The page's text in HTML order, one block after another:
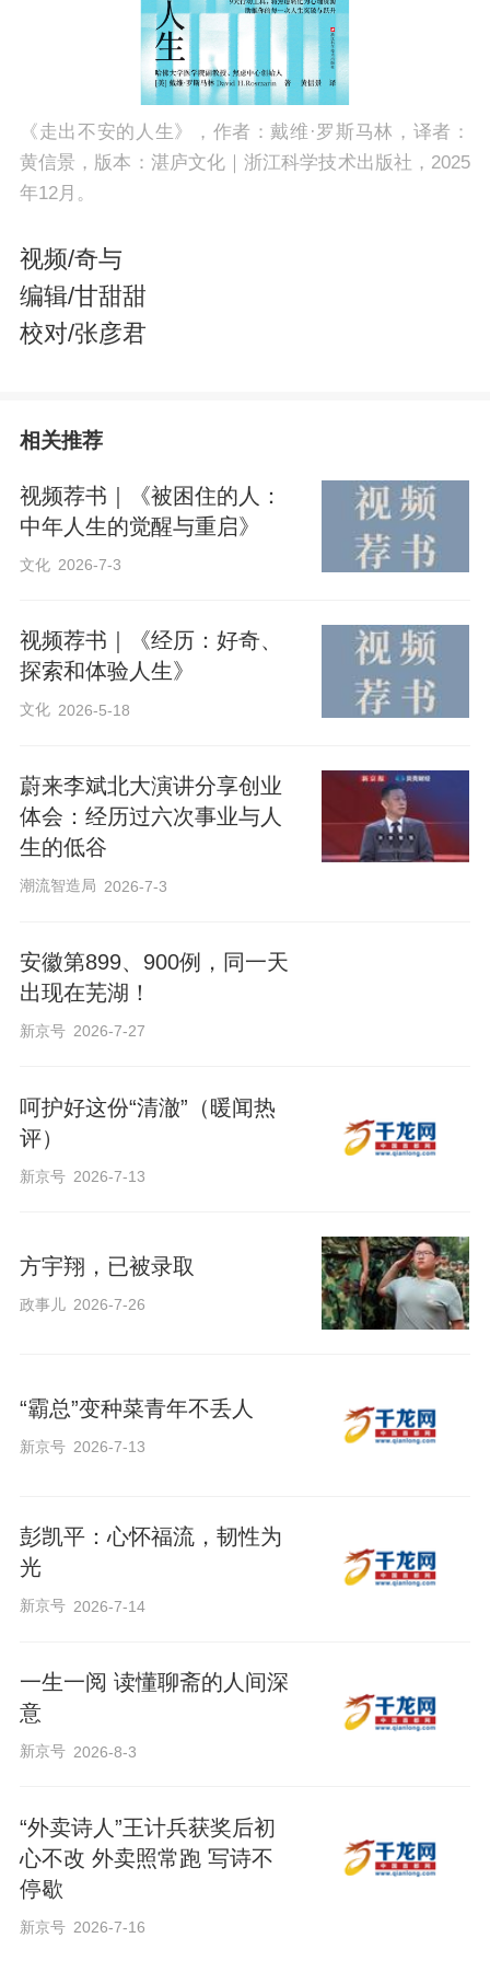
a
i
o
《走出不安的人生》，作者：戴维·罗斯马林，译者：
黄信景，版本：湛庐文化｜浙江科学技术出版社，2025
年12月。
视频/奇与
编辑/甘甜甜
校对/张彦君
相关推荐
视频荐书｜《被困住的人：
中年人生的觉醒与重启》
文化 2026-7-3
视频荐书｜《经历：好奇、
探索和体验人生》
文化 2026-5-18
蔚来李斌北大演讲分享创业
体会：经历过六次事业与人
生的低谷
潮流智造局 2026-7-3
安徽第899、900例，同一天
出现在芜湖！
新京号 2026-7-27
呵护好这份“清澈”（暖闻热
评）
新京号 2026-7-13
方宇翔，已被录取
政事儿 2026-7-26
“霸总”变种菜青年不丢人
新京号 2026-7-13
彭凯平：心怀福流，韧性为
光
新京号 2026-7-14
一生一阅 读懂聊斋的人间深
意
新京号 2026-8-3
“外卖诗人”王计兵获奖后初
心不改 外卖照常跑 写诗不
停歇
新京号 2026-7-16